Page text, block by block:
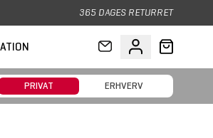
365 DAGES RETURRET
PRIVAT ERHVERV